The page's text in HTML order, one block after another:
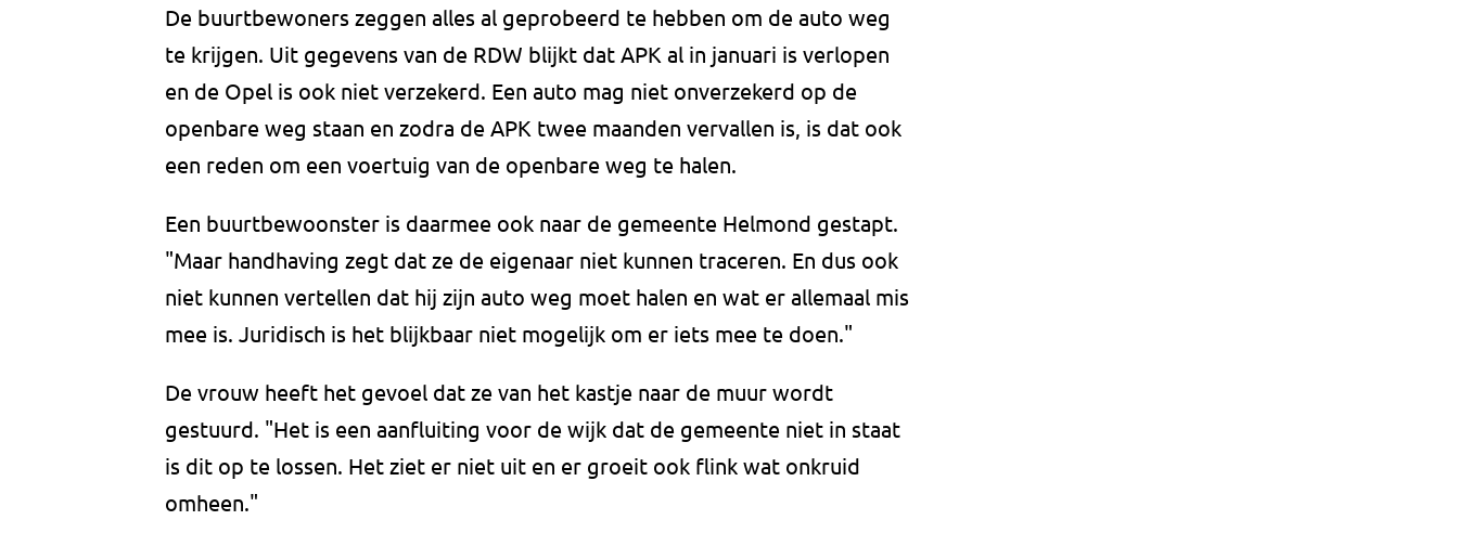
De buurtbewoners zeggen alles al geprobeerd te hebben om de auto weg
te krijgen. Uit gegevens van de RDW blijkt dat APK al in januari is verlopen
en de Opel is ook niet verzekerd. Een auto mag niet onverzekerd op de
openbare weg staan en zodra de APK twee maanden vervallen is, is dat ook
een reden om een voertuig van de openbare weg te halen.
Een buurtbewoonster is daarmee ook naar de gemeente Helmond gestapt.
"Maar handhaving zegt dat ze de eigenaar niet kunnen traceren. En dus ook
niet kunnen vertellen dat hij zijn auto weg moet halen en wat er allemaal mis
mee is. Juridisch is het blijkbaar niet mogelijk om er iets mee te doen."
De vrouw heeft het gevoel dat ze van het kastje naar de muur wordt
gestuurd. "Het is een aanfluiting voor de wijk dat de gemeente niet in staat
is dit op te lossen. Het ziet er niet uit en er groeit ook flink wat onkruid
omheen."